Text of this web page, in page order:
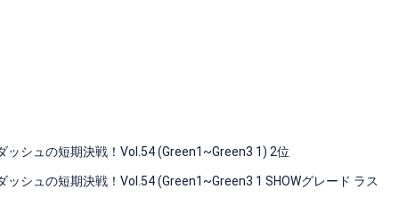
シュの短期決戦！Vol.54 (Green1~Green3 1) 2位
シュの短期決戦！Vol.54 (Green1~Green3 1 SHOWグレード ラス